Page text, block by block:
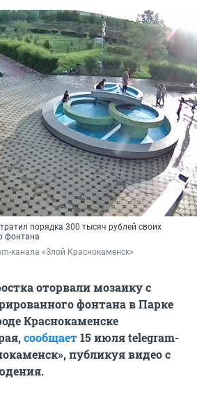
порядка 300 тысяч рублей своих
фонтана
канала «Злой Краснокаменск»
оторвали мозаику с
фонтана в Парке
Краснокаменске
сообщает15 июля telegram-
публикуя видео с